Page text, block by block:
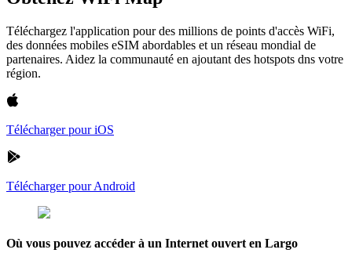
Téléchargez l'application pour des millions de points d'accès WiFi,
des données mobiles eSIM abordables et un réseau mondial de
partenaires. Aidez la communauté en ajoutant des hotspots dns votre
région.
Télécharger pour iOS
Télécharger pour Android
Où vous pouvez accéder à un Internet ouvert en Largo